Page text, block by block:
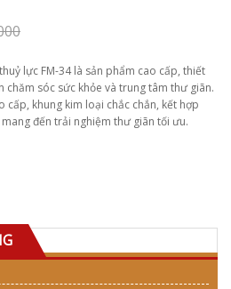
lực FM-34 là sản phẩm cao cấp, thiết
chăm sóc sức khỏe và trung tâm thư giãn.
cấp, khung kim loại chắc chắn, kết hợp
đến trải nghiệm thư giãn tối ưu.